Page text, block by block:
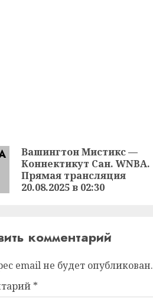
Вашингтон Мистикс —
Коннектикут Сан. WNBA.
Прямая трансляция
20.08.2025 в 02:30
комментарий
email не будет опубликован.
*